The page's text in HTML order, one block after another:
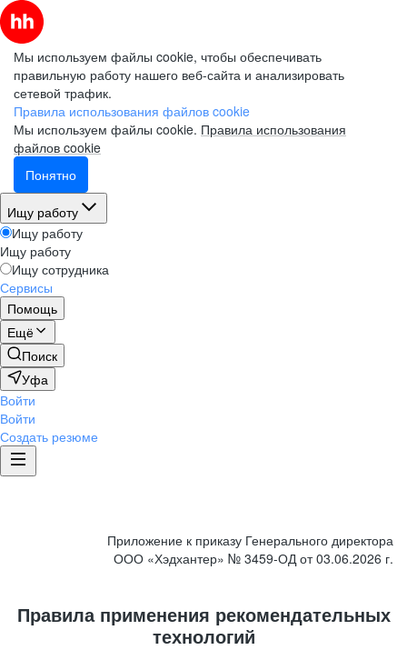
Мы используем файлы cookie, чтобы обеспечивать
правильную работу нашего веб-сайта и анализировать
сетевой трафик.
Правила использования файлов cookie
Мы используем файлы cookie. Правила использования
файлов cookie
Понятно
Ищу работу
Ищу работу
Ищу работу
Ищу сотрудника
Сервисы
Помощь
Ещё
Поиск
Уфа
Войти
Войти
Создать резюме
Приложение к приказу Генерального директора
ООО «Хэдхантер» № 3459-ОД от 03.06.2026 г.
Правила применения рекомендательных
технологий